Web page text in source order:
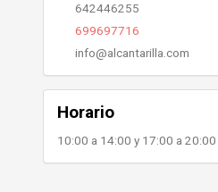
642446255
699697716
info@alcantarilla.com
Horario
10:00 a 14:00 y 17:00 a 20:00